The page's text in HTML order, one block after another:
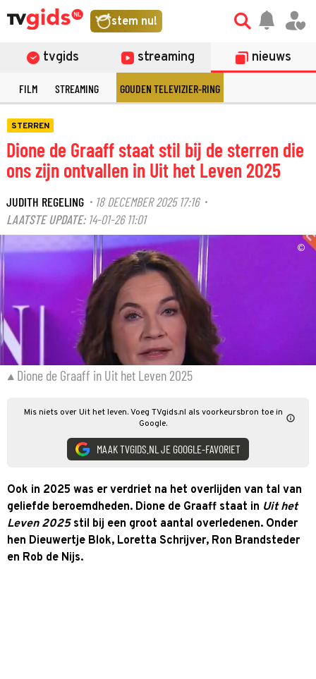
stem nu!
tvgids streaming nieuws
FILM STREAMING GOUDEN TELEVIZIER-RING
STERREN
Dione de Graaff staat stil bij de sterren die
ons zijn ontvallen in Uit het Leven 2025
JUDITH REGELING · 18 DECEMBER 2025 17:16·
LAATSTE UPDATE: 14-01-26 11:01
©
Dione de Graaff in Uit het Leven 2025
Mis niets over Uit het leven. Voeg TVgids.nl als voorkeursbron toe in
Google.
MAAK TVGIDS.NL JE GOOGLE-FAVORIET
Ook in 2025 was er verdriet na het overlijden van tal van
geliefde beroemdheden. Dione de Graaff staat in Uit het
Leven 2025stil bij een groot aantal overledenen. Onder
hen Dieuwertje Blok, Loretta Schrijver, Ron Brandsteder
en Rob de Nijs.